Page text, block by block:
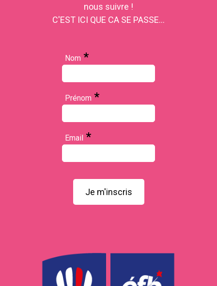
nous suivre !
C'EST ICI QUE CA SE PASSE...
Nom *
Prénom *
Email *
Je m'inscris